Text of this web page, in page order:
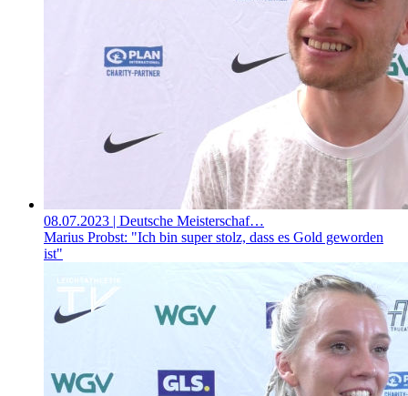
08.07.2023 | Deutsche Meisterschaf…
Marius Probst: "Ich bin super stolz, dass es Gold geworden
ist"